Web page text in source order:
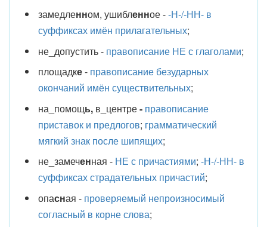
замедленном, ушибленное --Н-/-НН- в
суффиксах имён прилагательных;
не_допустить - правописание НЕ с глаголами;
площадке- правописание безударных
окончаний имён существительных;
на_помощь, в_центре- правописание
приставок и предлогов; грамматический
мягкий знак после шипящих;
не_замеченная - НЕ с причастиями; -Н-/-НН- в
суффиксах страдательных причастий;
опасная - проверяемый непроизносимый
согласный в корне слова;